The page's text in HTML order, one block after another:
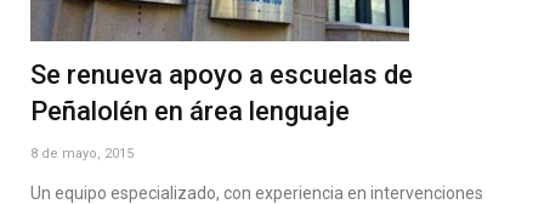
Se renueva apoyo a escuelas de
Peñalolén en área lenguaje
8 de mayo, 2015
Un equipo especializado, con experiencia en intervenciones